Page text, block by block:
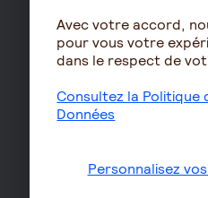
pour les entreprises
Assurances de biens
Assurance auto
Assurance habitation
non occupant
Avec votre accord,
pour vous votre
dans le respect de
Consultez la
Données
Personnalisez